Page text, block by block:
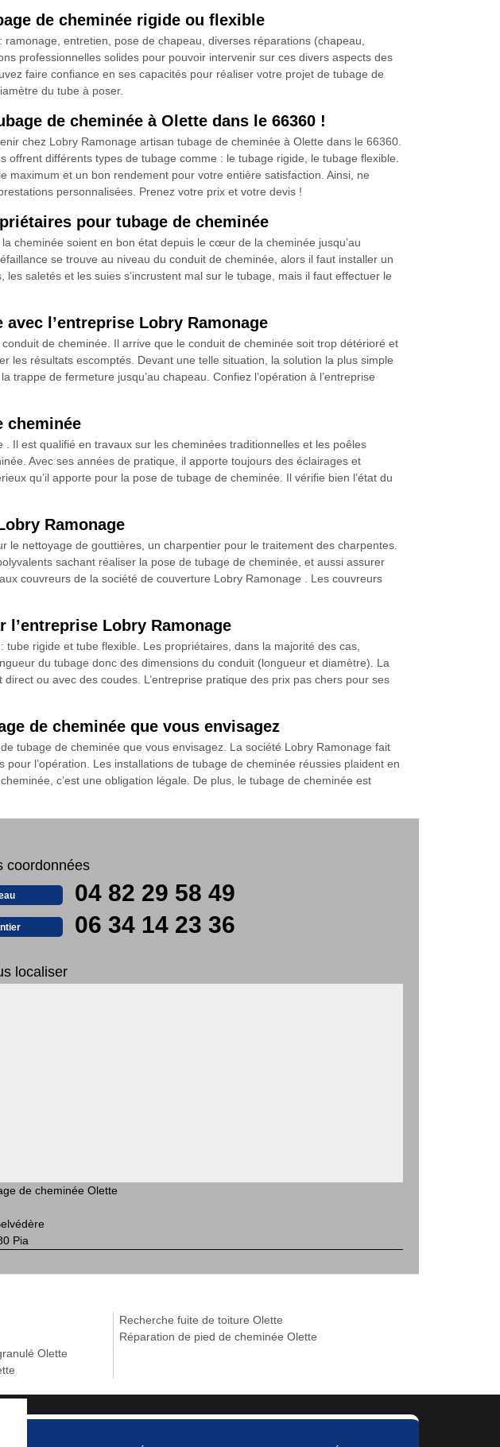
de cheminée rigide ou flexible
entretien, pose de chapeau, diverses réparations (chapeau,
professionnelles solides pour pouvoir intervenir sur ces divers aspects des
faire confiance en ses capacités pour réaliser votre projet de tubage de
du tube à poser.
de cheminée à Olette dans le 66360 !
chez Lobry Ramonage artisan tubage de cheminée à Olette dans le 66360.
différents types de tubage comme : le tubage rigide, le tubage flexible.
maximum et un bon rendement pour votre entière satisfaction. Ainsi, ne
personnalisées. Prenez votre prix et votre devis !
pour tubage de cheminée
cheminée soient en bon état depuis le cœur de la cheminée jusqu’au
se trouve au niveau du conduit de cheminée, alors il faut installer un
saletés et les suies s’incrustent mal sur le tubage, mais il faut effectuer le
l’entreprise Lobry Ramonage
de cheminée. Il arrive que le conduit de cheminée soit trop détérioré et
résultats escomptés. Devant une telle situation, la solution la plus simple
trappe de fermeture jusqu’au chapeau. Confiez l’opération à l’entreprise
cheminée
Il est qualifié en travaux sur les cheminées traditionnelles et les poêles
Avec ses années de pratique, il apporte toujours des éclairages et
qu’il apporte pour la pose de tubage de cheminée. Il vérifie bien l’état du
Ramonage
le nettoyage de gouttières, un charpentier pour le traitement des charpentes.
sachant réaliser la pose de tubage de cheminée, et aussi assurer
couvreurs de la société de couverture Lobry Ramonage . Les couvreurs
Lobry Ramonage
rigide et tube flexible. Les propriétaires, dans la majorité des cas,
du tubage donc des dimensions du conduit (longueur et diamètre). La
ou avec des coudes. L’entreprise pratique des prix pas chers pour ses
de cheminée que vous envisagez
tubage de cheminée que vous envisagez. La société Lobry Ramonage fait
l’opération. Les installations de tubage de cheminée réussies plaident en
c’est une obligation légale. De plus, le tubage de cheminée est
coordonnées
04 82 29 58 49
06 34 14 23 36
localiser
de cheminée Olette
Pia
Olette
Recherche fuite de toiture Olette
Réparation de pied de cheminée Olette